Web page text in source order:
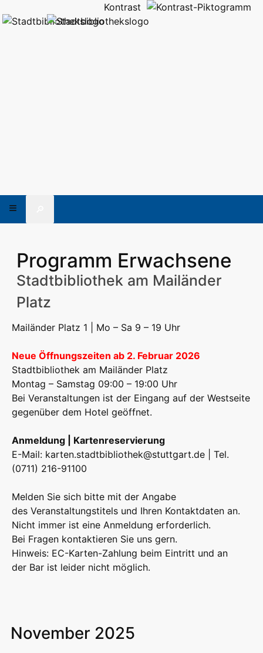
Kontrast
Programm Erwachsene
Stadtbibliothek am Mailänder
Platz
Mailänder Platz 1 | Mo – Sa 9 – 19 Uhr
Neue Öffnungszeiten ab 2. Februar 2026
Stadtbibliothek am Mailänder Platz
Montag – Samstag 09:00 – 19:00 Uhr
Bei Veranstaltungen ist der Eingang auf der Westseite
gegenüber dem Hotel geöffnet.
Anmeldung | Kartenreservierung
E-Mail: karten.stadtbibliothek@stuttgart.de | Tel.
(0711) 216-91100
Melden Sie sich bitte mit der Angabe
des Veranstaltungstitels und Ihren Kontaktdaten an.
Nicht immer ist eine Anmeldung erforderlich.
Bei Fragen kontaktieren Sie uns gern.
Hinweis: EC-Karten-Zahlung beim Eintritt und an
der Bar ist leider nicht möglich.
November 2025